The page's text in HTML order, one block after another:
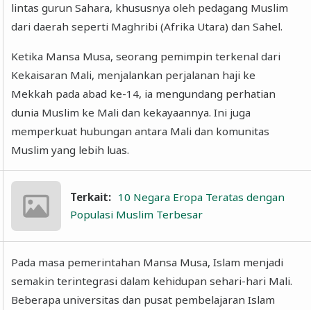
lintas gurun Sahara, khususnya oleh pedagang Muslim
dari daerah seperti Maghribi (Afrika Utara) dan Sahel.
Ketika Mansa Musa, seorang pemimpin terkenal dari
Kekaisaran Mali, menjalankan perjalanan haji ke
Mekkah pada abad ke-14, ia mengundang perhatian
dunia Muslim ke Mali dan kekayaannya. Ini juga
memperkuat hubungan antara Mali dan komunitas
Muslim yang lebih luas.
Terkait: 10 Negara Eropa Teratas dengan
Populasi Muslim Terbesar
Pada masa pemerintahan Mansa Musa, Islam menjadi
semakin terintegrasi dalam kehidupan sehari-hari Mali.
Beberapa universitas dan pusat pembelajaran Islam